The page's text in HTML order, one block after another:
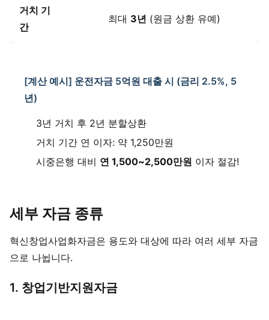
거치 기
간
최대 3년 (원금 상환 유예)
[계산 예시] 운전자금 5억원 대출 시 (금리 2.5%, 5
년)
3년 거치 후 2년 분할상환
거치 기간 연 이자: 약 1,250만원
시중은행 대비 연 1,500~2,500만원 이자 절감!
세부 자금 종류
혁신창업사업화자금은 용도와 대상에 따라 여러 세부 자금
으로 나뉩니다.
1. 창업기반지원자금